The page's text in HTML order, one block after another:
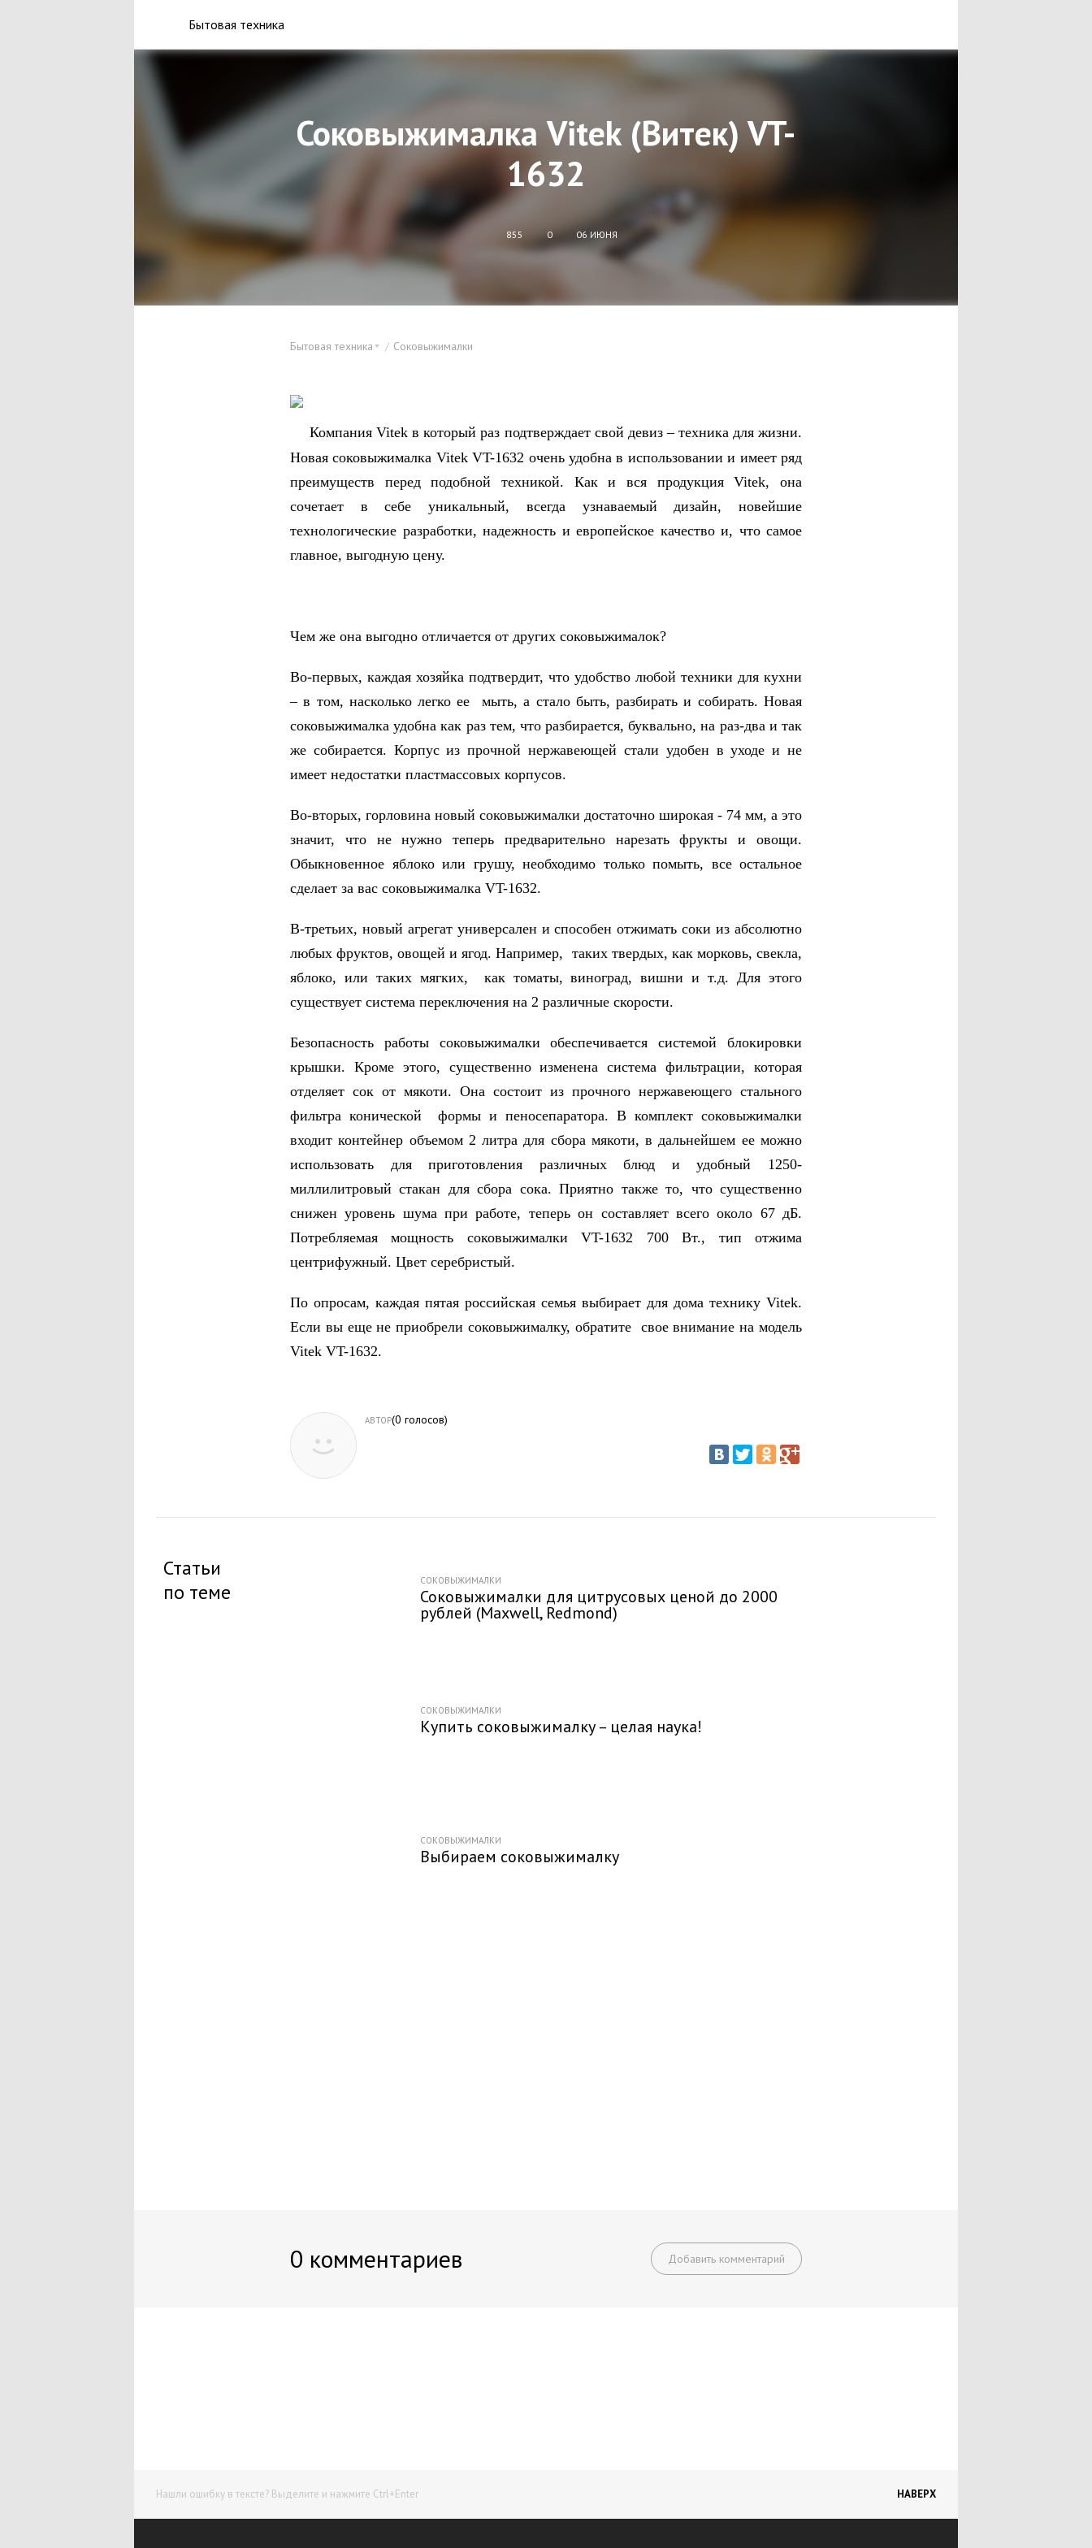
Бытовая техника
Соковыжималка Vitek (Витек) VT-
1632
855 0 06 ИЮНЯ
Бытовая техника Соковыжималки
Компания Vitek в который раз подтверждает свой девиз – техника для жизни.
Новая соковыжималка Vitek VT-1632 очень удобна в использовании и имеет ряд
преимуществ перед подобной техникой. Как и вся продукция Vitek, она
сочетает в себе уникальный, всегда узнаваемый дизайн, новейшие
технологические разработки, надежность и европейское качество и, что самое
главное, выгодную цену.
Чем же она выгодно отличается от других соковыжималок?
Во-первых, каждая хозяйка подтвердит, что удобство любой техники для кухни
– в том, насколько легко ее мыть, а стало быть, разбирать и собирать. Новая
соковыжималка удобна как раз тем, что разбирается, буквально, на раз-два и так
же собирается. Корпус из прочной нержавеющей стали удобен в уходе и не
имеет недостатки пластмассовых корпусов.
Во-вторых, горловина новый соковыжималки достаточно широкая - 74 мм, а это
значит, что не нужно теперь предварительно нарезать фрукты и овощи.
Обыкновенное яблоко или грушу, необходимо только помыть, все остальное
сделает за вас соковыжималка VT-1632.
В-третьих, новый агрегат универсален и способен отжимать соки из абсолютно
любых фруктов, овощей и ягод. Например, таких твердых, как морковь, свекла,
яблоко, или таких мягких, как томаты, виноград, вишни и т.д. Для этого
существует система переключения на 2 различные скорости.
Безопасность работы соковыжималки обеспечивается системой блокировки
крышки. Кроме этого, существенно изменена система фильтрации, которая
отделяет сок от мякоти. Она состоит из прочного нержавеющего стального
фильтра конической формы и пеносепаратора. В комплект соковыжималки
входит контейнер объемом 2 литра для сбора мякоти, в дальнейшем ее можно
использовать для приготовления различных блюд и удобный 1250-
миллилитровый стакан для сбора сока. Приятно также то, что существенно
снижен уровень шума при работе, теперь он составляет всего около 67 дБ.
Потребляемая мощность соковыжималки VT-1632 700 Вт., тип отжима
центрифужный. Цвет серебристый.
По опросам, каждая пятая российская семья выбирает для дома технику Vitek.
Если вы еще не приобрели соковыжималку, обратите свое внимание на модель
Vitek VT-1632.
АВТОР(0 голосов)
Статьи
по теме
СОКОВЫЖИМАЛКИ
Соковыжималки для цитрусовых ценой до 2000
рублей (Maxwell, Redmond)
СОКОВЫЖИМАЛКИ
Купить соковыжималку – целая наука!
СОКОВЫЖИМАЛКИ
Выбираем соковыжималку
0 комментариев Добавить комментарий
Нашли ошибку в тексте? Выделите и нажмите Ctrl+Enter НАВЕРХ